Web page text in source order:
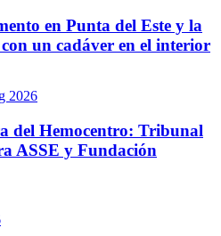
en Punta del Este y la
un cadáver en el interior
2026
del Hemocentro: Tribunal
ASSE y Fundación